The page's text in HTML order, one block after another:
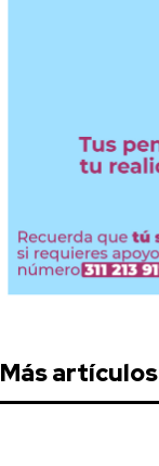
Más artículos